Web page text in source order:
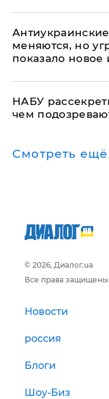
меняются, но
показало новое
НАБУ
чем
Смотреть ещё
© 2026, Диалог.ua
Все права защищены.
Новости
россия
Блоги
Шоу-Биз